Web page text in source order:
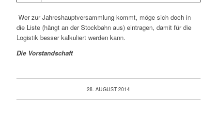
Wer zur Jahreshauptversammlung kommt, möge sich doch in
die Liste (hängt an der Stockbahn aus) eintragen, damit für die
Logistik besser kalkuliert werden kann.
Die Vorstandschaft
28. AUGUST 2014